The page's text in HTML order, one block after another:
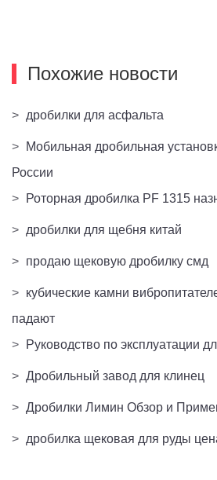
Похожие новости
> дробилки для асфальта
>
Мобильная дробильная
России
>
Роторная дробилка PF 1315
> дробилки для щебня китай
> продаю щековую дробилку смд
> кубические камни
падают
>
Руководство по эксплуатации
> Дробильный завод для клинец
> Дробилки Лимин Обзор и
> дробилка щековая для руды